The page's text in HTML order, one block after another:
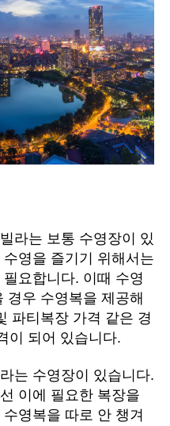
라는 보통 수영장이 있
영을 즐기기 위해서는
요합니다. 이때 수영
경우 수영복을 제공해
파티복장 가격 같은 경
이 되어 있습니다.
는 수영장이 있습니다.
이에 필요한 복장을
영복을 따로 안 챙겨